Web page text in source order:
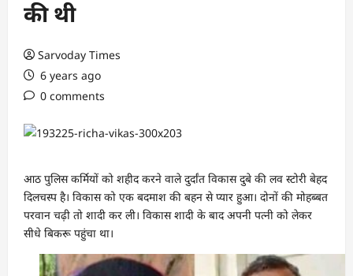
की थी
Sarvoday Times
6 years ago
0 comments
आठ पुलिस कर्मियों को शहीद करने वाले दुर्दांत विकास दुबे की लव स्टोरी बेहद
दिलचस्प है। विकास को एक बदमाश की बहन से प्यार हुआ। दोनों की मोहब्बत
परवान चढ़ी तो शादी कर ली। विकास शादी के बाद अपनी पत्नी को लेकर
सीधे बिकरू पहुंचा था।